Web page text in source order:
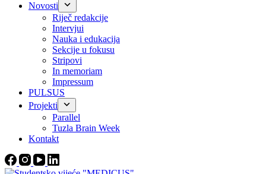
Novosti
Riječ redakcije
Intervjui
Nauka i edukacija
Sekcije u fokusu
Stripovi
In memoriam
Impressum
PULSUS
Projekti
Parallel
Tuzla Brain Week
Kontakt